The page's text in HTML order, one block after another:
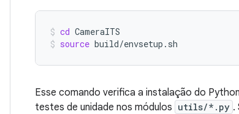
cd CameraITS
source build/envsetup.sh
Esse comando verifica a instalação do
testes de unidade nos módulos utils/*.py .